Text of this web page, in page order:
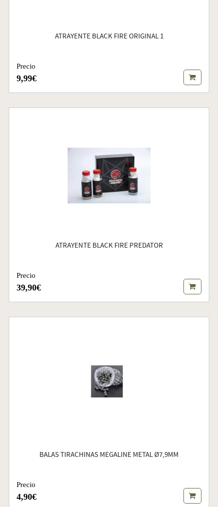
ATRAYENTE BLACK FIRE ORIGINAL 1
Precio
9,99€
ATRAYENTE BLACK FIRE PREDATOR
Precio
39,90€
BALAS TIRACHINAS MEGALINE METAL Ø7,9MM
Precio
4,90€